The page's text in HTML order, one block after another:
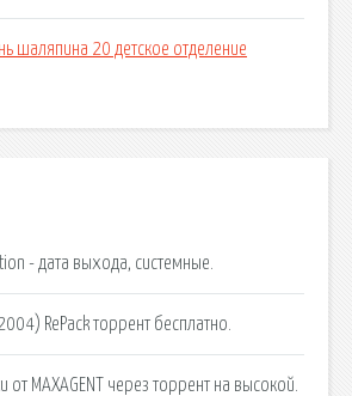
шаляпина 20 детское отделение
- дата выхода, системные.
RePack торрент бесплатно.
от MAXAGENT через торрент на высокой.